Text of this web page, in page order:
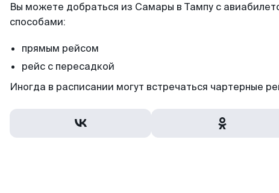
Вы можете добраться из Самары в Тампу с
способами:
прямым рейсом
рейс с пересадкой
Иногда в расписании могут встречаться чартерные